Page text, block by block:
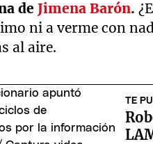
deJimena Barón.
ni a verme con
al aire.
TE